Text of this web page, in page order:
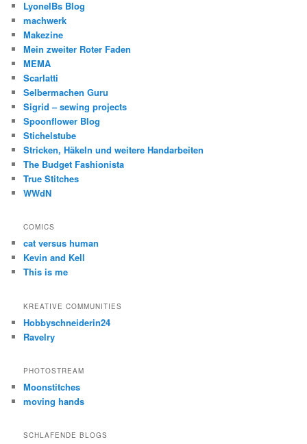
LyonelBs Blog
machwerk
Makezine
Mein zweiter Roter Faden
MEMA
Scarlatti
Selbermachen Guru
Sigrid – sewing projects
Spoonflower Blog
Stichelstube
Stricken, Häkeln und weitere Handarbeiten
The Budget Fashionista
True Stitches
WWdN
COMICS
cat versus human
Kevin and Kell
This is me
KREATIVE COMMUNITIES
Hobbyschneiderin24
Ravelry
PHOTOSTREAM
Moonstitches
moving hands
SCHLAFENDE BLOGS